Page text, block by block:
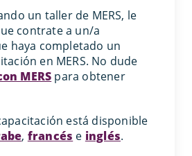
un taller de MERS, le
contrate a un/a
haya completado un
en MERS. No dude
MERS para obtener
está disponible
, francés e inglés.